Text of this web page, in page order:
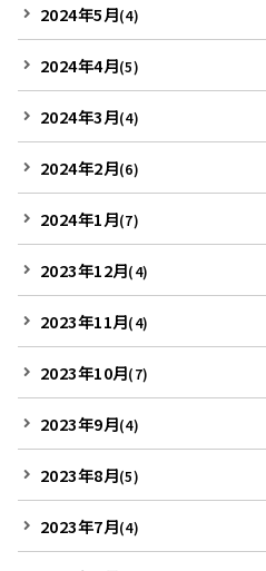
2024年5月(4)
2024年4月(5)
2024年3月(4)
2024年2月(6)
2024年1月(7)
2023年12月(4)
2023年11月(4)
2023年10月(7)
2023年9月(4)
2023年8月(5)
2023年7月(4)